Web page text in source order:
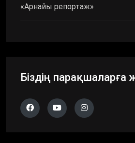
«Арнайы репортаж»
Біздің